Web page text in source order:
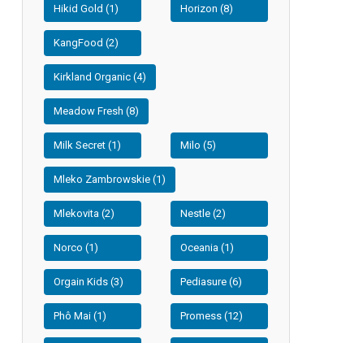
Hikid Gold (1) Horizon (8)
KangFood (2)
Kirkland Organic (4)
Meadow Fresh (8)
Milk Secret (1) Milo (5)
Mleko Zambrowskie (1)
Mlekovita (2) Nestle (2)
Norco (1) Oceania (1)
Orgain Kids (3) Pediasure (6)
Phô Mai (1) Promess (12)